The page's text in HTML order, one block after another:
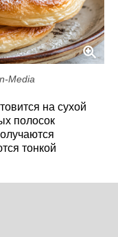
Media
на сухой
полосок
тонкой